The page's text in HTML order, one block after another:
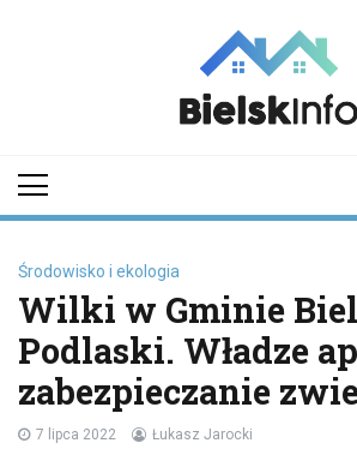
Podlaskiego i
Środowisko i ekologia
Wilki w Gminie
Podlaski. Władze
zabezpieczanie
7 lipca 2022 Łukasz Jarocki